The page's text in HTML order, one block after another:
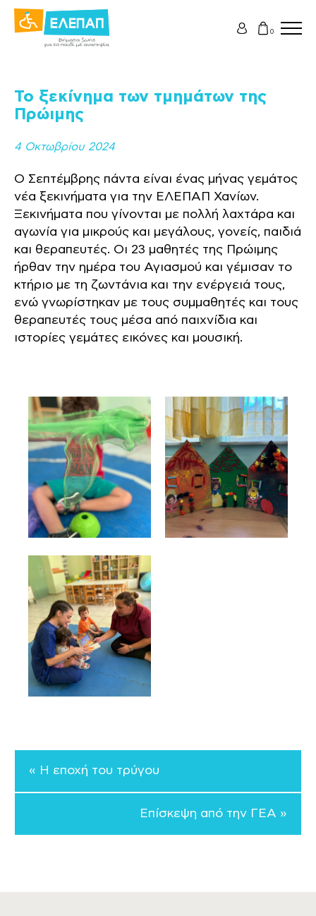
0
Το ξεκίνημα των τμημάτων της
Πρώιμης
4 Οκτωβρίου 2024
Ο Σεπτέμβρης πάντα είναι ένας μήνας γεμάτος
νέα ξεκινήματα για την ΕΛΕΠΑΠ Χανίων.
Ξεκινήματα που γίνονται με πολλή λαχτάρα και
αγωνία για μικρούς και μεγάλους, γονείς, παιδιά
και θεραπευτές. Οι 23 μαθητές της Πρώιμης
ήρθαν την ημέρα του Αγιασμού και γέμισαν το
κτήριο με τη ζωντάνια και την ενέργειά τους,
ενώ γνωρίστηκαν με τους συμμαθητές και τους
θεραπευτές τους μέσα από παιχνίδια και
ιστορίες γεμάτες εικόνες και μουσική.
« Η εποχή του τρύγου
Επίσκεψη από την ΓΕΑ »